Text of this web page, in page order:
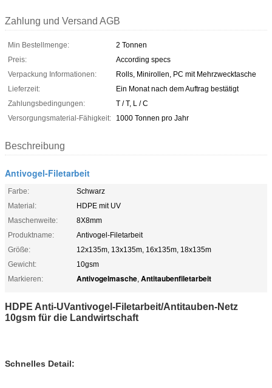
Zahlung und Versand AGB
Min Bestellmenge:
2 Tonnen
Preis:
According specs
Verpackung Informationen:
Rolls, Minirollen, PC mit Mehrzwecktasche
Lieferzeit:
Ein Monat nach dem Auftrag bestätigt
Zahlungsbedingungen:
T / T, L / C
Versorgungsmaterial-Fähigkeit:
1000 Tonnen pro Jahr
Beschreibung
Antivogel-Filetarbeit
Farbe:
Schwarz
Material:
HDPE mit UV
Maschenweite:
8X8mm
Produktname:
Antivogel-Filetarbeit
Größe:
12x135m, 13x135m, 16x135m, 18x135m
Gewicht:
10gsm
Markieren:
Antivogelmasche, Antitaubenfiletarbeit
HDPE Anti-UVantivogel-Filetarbeit/Antitauben-Netz
10gsm für die Landwirtschaft
Schnelles Detail: